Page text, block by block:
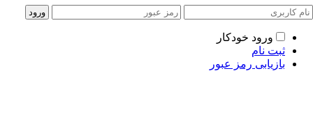
ورود خودکار
ثبت نام
بازیابی رمز عبور